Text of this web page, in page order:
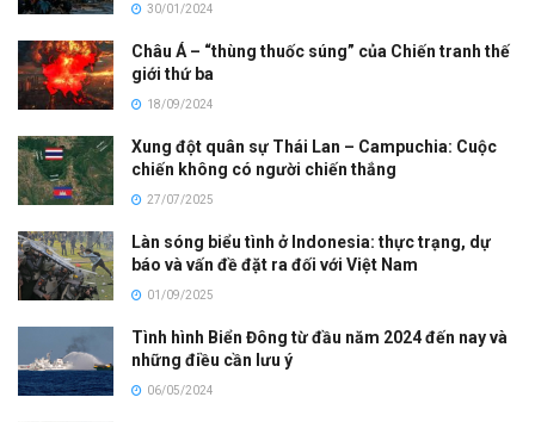
30/01/2024
Châu Á – “thùng thuốc súng” của Chiến tranh thế
giới thứ ba
18/09/2024
Xung đột quân sự Thái Lan – Campuchia: Cuộc
chiến không có người chiến thắng
27/07/2025
Làn sóng biểu tình ở Indonesia: thực trạng, dự
báo và vấn đề đặt ra đối với Việt Nam
01/09/2025
Tình hình Biển Đông từ đầu năm 2024 đến nay và
những điều cần lưu ý
06/05/2024